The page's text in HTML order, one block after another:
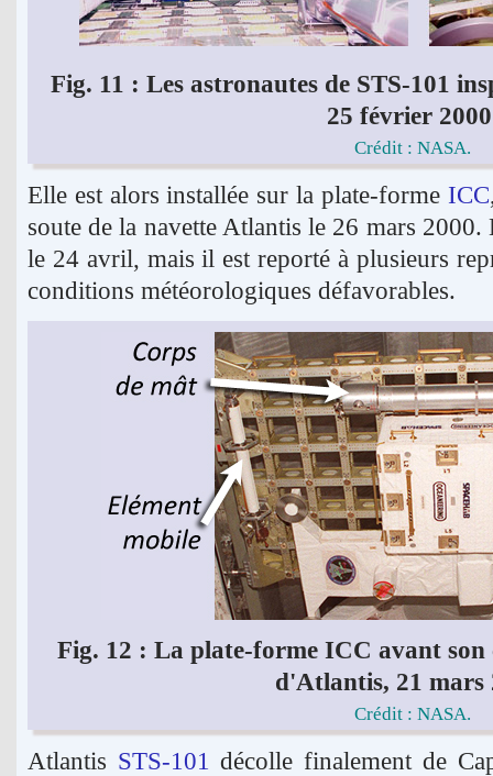
Fig. 11 : Les astronautes de STS-101
25 février
Crédit : NASA.
Elle est alors installée sur la plate-forme ICC
soute de la navette Atlantis le 26 mars
le 24 avril, mais il est reporté à plusieurs
conditions météorologiques défavorables.
Fig. 12 : La plate-forme ICC avant son
d'Atlantis, 21 mars
Crédit : NASA.
Atlantis STS-101 décolle finalement de